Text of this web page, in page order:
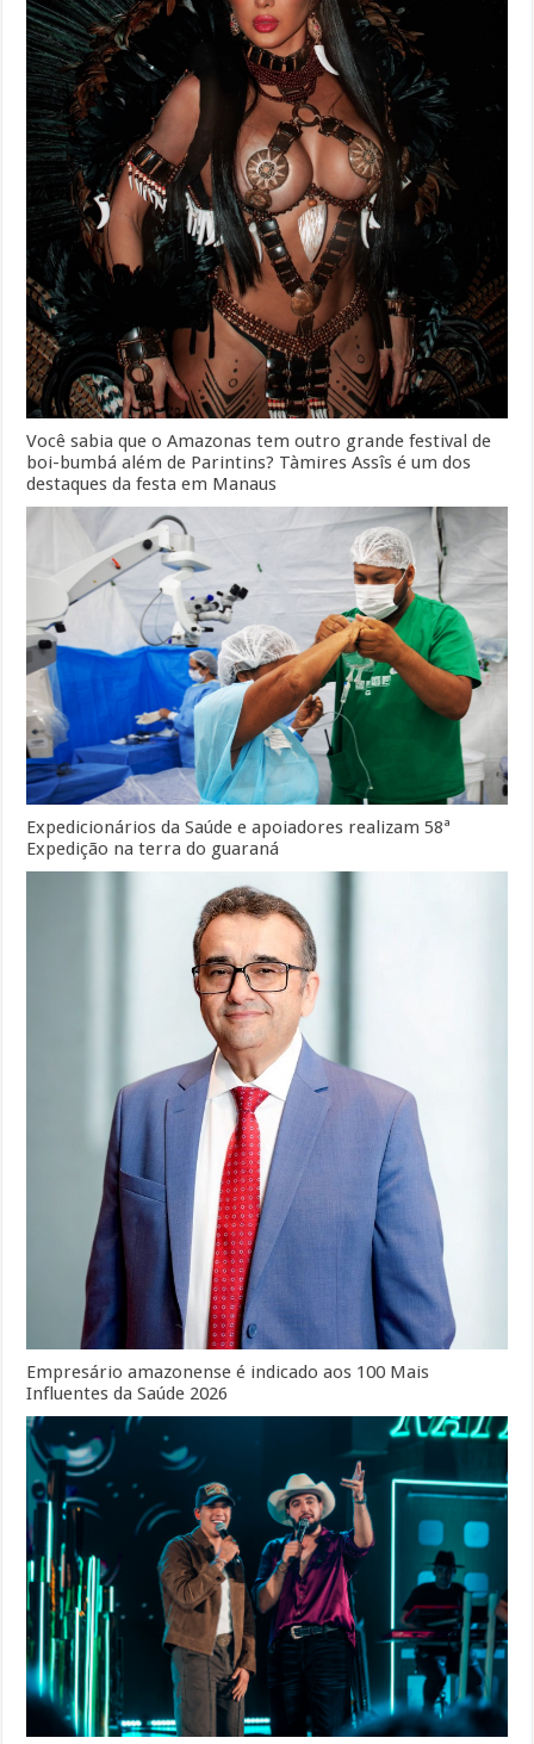
Você sabia que o Amazonas tem outro grande festival de
boi-bumbá além de Parintins? Tàmires Assîs é um dos
destaques da festa em Manaus
Expedicionários da Saúde e apoiadores realizam 58ª
Expedição na terra do guaraná
Empresário amazonense é indicado aos 100 Mais
Influentes da Saúde 2026